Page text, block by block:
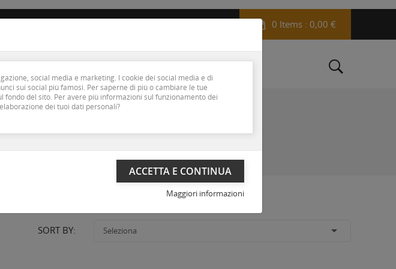
social media e marketing. I cookie dei social media e di
sui social più famosi. Per saperne di più o cambiare le tue
del sito. Per avere più informazioni sul funzionamento dei
dei tuoi dati personali?
Maggiori informazioni
0 Items : 0,00 €
CONTATTACI
HILFIGER DENIM
SORT BY: Seleziona 